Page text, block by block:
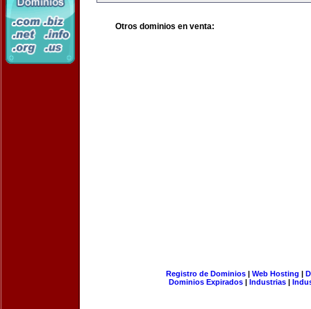
Otros dominios en venta:
Registro de Dominios| Web Hosting |
Dominios Expirados | Industrias |